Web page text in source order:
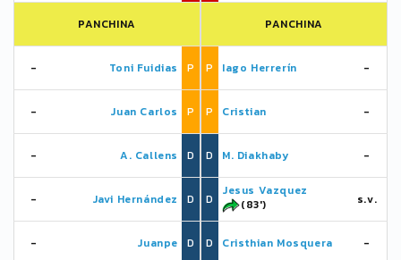
PANCHINA
- Toni Fuidias P
- Juan Carlos P
- A. Callens D
- Javi Hernández D
- Juanpe D
PANCHINA
P Iago Herrerín -
P Cristian -
D M. Diakhaby -
D
Jesus Vazquez
(83')
s.v.
D Cristhian Mosquera -